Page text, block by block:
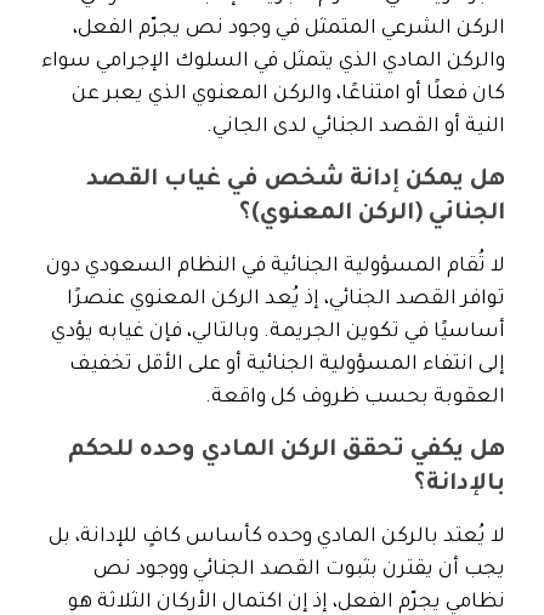
الركن الشرعي المتمثل في وجود نص يجرّم الفعل،
والركن المادي الذي يتمثل في السلوك الإجرامي سواء
كان فعلًا أو امتناعًا، والركن المعنوي الذي يعبر عن
النية أو القصد الجنائي لدى الجاني.
هل يمكن إدانة شخص في غياب القصد
الجنائي (الركن المعنوي)؟
لا تُقام المسؤولية الجنائية في النظام السعودي دون
توافر القصد الجنائي، إذ يُعد الركن المعنوي عنصرًا
أساسيًا في تكوين الجريمة. وبالتالي، فإن غيابه يؤدي
إلى انتفاء المسؤولية الجنائية أو على الأقل تخفيف
العقوبة بحسب ظروف كل واقعة.
هل يكفي تحقق الركن المادي وحده للحكم
بالإدانة؟
لا يُعتد بالركن المادي وحده كأساس كافٍ للإدانة، بل
يجب أن يقترن بثبوت القصد الجنائي ووجود نص
نظامي يجرّم الفعل، إذ إن اكتمال الأركان الثلاثة هو